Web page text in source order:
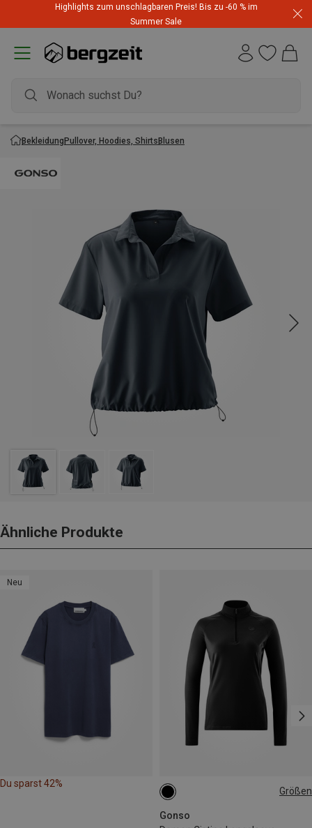
Highlights zum unschlagbaren Preis! Bis zu -60 % im
Summer Sale
BekleidungPullover, Hoodies, ShirtsBlusen
Ähnliche Produkte
Neu
Du sparst 42%
Größen
Gonso
S XXL